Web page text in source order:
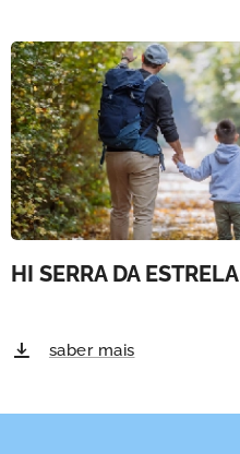
HI SERRA DA ESTRELA
saber mais